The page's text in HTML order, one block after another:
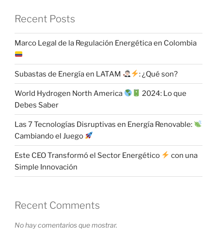
Recent Posts
Marco Legal de la Regulación Energética en Colombia
Subastas de Energía en LATAM : ¿Qué son?
World Hydrogen North America
2024: Lo que
Debes Saber
Las 7 Tecnologías Disruptivas en Energía Renovable:
Cambiando el Juego
Este CEO Transformó el Sector Energético
con una
Simple Innovación
Recent Comments
No hay comentarios que mostrar.